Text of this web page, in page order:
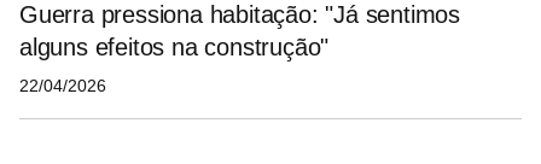
Guerra pressiona habitação: "Já sentimos
alguns efeitos na construção"
22/04/2026